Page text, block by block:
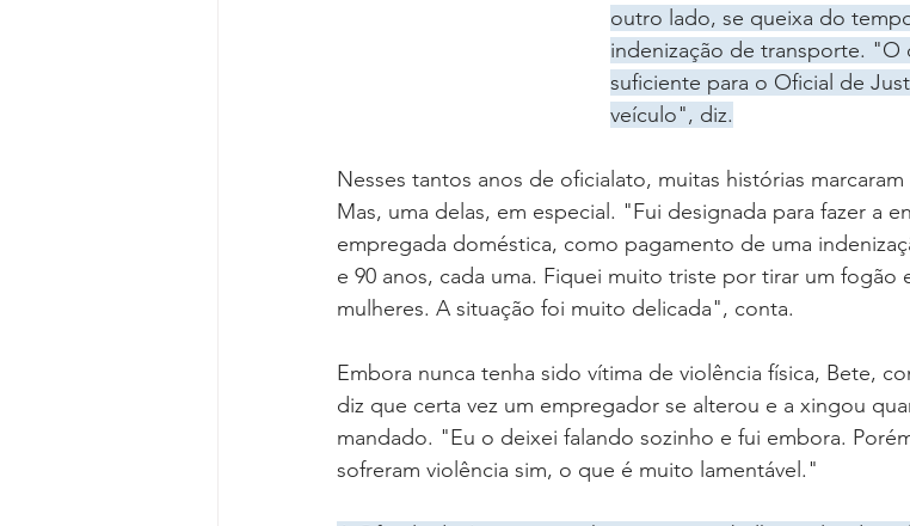
outro lado, se queixa do
indenização de transporte.
suficiente para o Oficial de
veículo", diz.
Nesses tantos anos de oficialato, muitas histórias
Mas, uma delas, em especial. "Fui designada para fazer a
empregada doméstica, como pagamento de uma
e 90 anos, cada uma. Fiquei muito triste por tirar um fogão
mulheres. A situação foi muito delicada", conta.
Embora nunca tenha sido vítima de violência física, Bete,
diz que certa vez um empregador se alterou e a xingou
mandado. "Eu o deixei falando sozinho e fui embora.
sofreram violência sim, o que é muito lamentável."